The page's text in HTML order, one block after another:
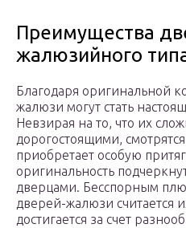
Преимущества
жалюзийного
Благодаря оригинальной
жалюзи могут стать
Невзирая на то, что их
дорогостоящими,
приобретает особую
оригинальность
дверцами. Бесспорным
дверей-жалюзи считается
достигается за счет